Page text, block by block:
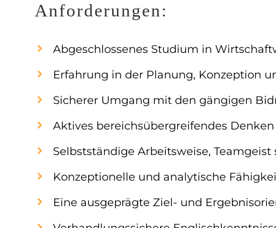
Anforderungen:
Abgeschlossenes Studium in
Erfahrung in der Planung, Konzeption
Sicherer Umgang mit den gängigen
Aktives bereichsübergreifendes
Selbstständige Arbeitsweise,
Konzeptionelle und analytische
Eine ausgeprägte Ziel- und